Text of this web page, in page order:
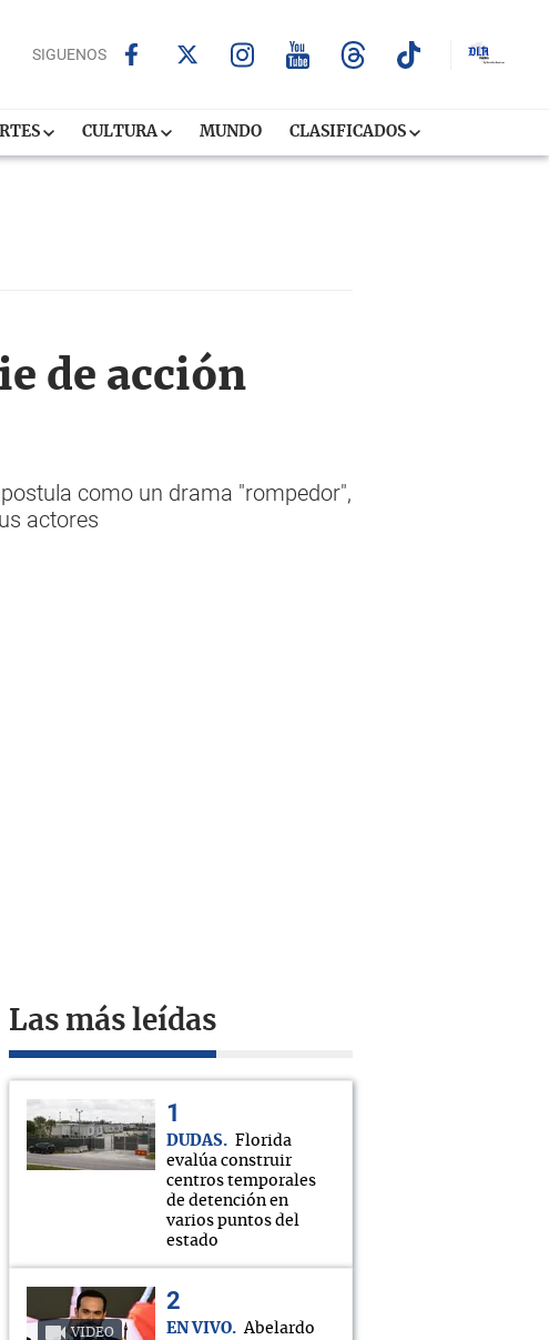
SIGUENOS
CULTURA MUNDO CLASIFICADOS
de acción
como un drama "rompedor",
actores
Las más leídas
DUDAS
Florida
evalúa construir
centros temporales
de detención en
varios puntos del
estado
VIDEO EN VIVO
Abelardo